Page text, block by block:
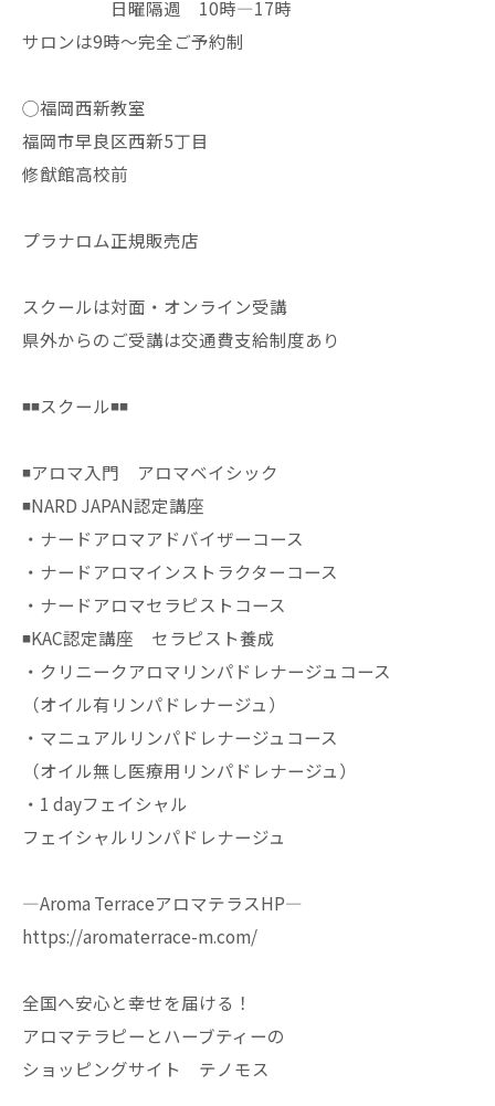
日曜隔週 10時—17時
サロンは9時〜完全ご予約制
◯福岡西新教室
福岡市早良区西新5丁目
修猷館高校前
プラナロム正規販売店
スクールは対面・オンライン受講
県外からのご受講は交通費支給制度あり
◾️◾️スクール◾️◾️
◾️アロマ入門 アロマベイシック
◾️NARD JAPAN認定講座
・ナードアロマアドバイザーコース
・ナードアロマインストラクターコース
・ナードアロマセラピストコース
◾️KAC認定講座 セラピスト養成
・クリニークアロマリンパドレナージュコース
（オイル有リンパドレナージュ）
・マニュアルリンパドレナージュコース
（オイル無し医療用リンパドレナージュ）
・1 dayフェイシャル
フェイシャルリンパドレナージュ
—Aroma TerraceアロマテラスHP—
https://aromaterrace-m.com/
全国へ安心と幸せを届ける！
アロマテラピーとハーブティーの
ショッピングサイト テノモス